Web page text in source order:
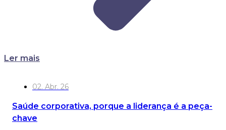
Ler mais
02. Abr. 26
Saúde corporativa, porque a liderança é a peça-
chave